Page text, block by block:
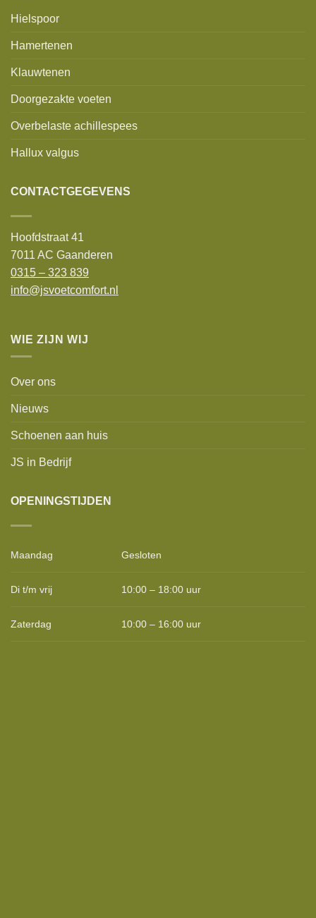
Hielspoor
Hamertenen
Klauwtenen
Doorgezakte voeten
Overbelaste achillespees
Hallux valgus
CONTACTGEGEVENS
Hoofdstraat 41
7011 AC Gaanderen
0315 – 323 839
info@jsvoetcomfort.nl
WIE ZIJN WIJ
Over ons
Nieuws
Schoenen aan huis
JS in Bedrijf
OPENINGSTIJDEN
Maandag Gesloten
Di t/m vrij 10:00 – 18:00 uur
Zaterdag 10:00 – 16:00 uur